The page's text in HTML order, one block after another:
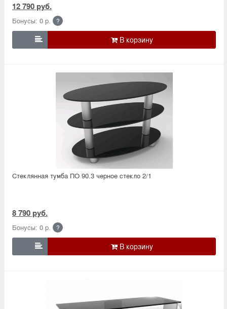
12 790 руб.
Бонусы: 0 р. ?

Стеклянная тумба ПО 90.3 черное стекло 2/1
8 790 руб.
Бонусы: 0 р. ?
